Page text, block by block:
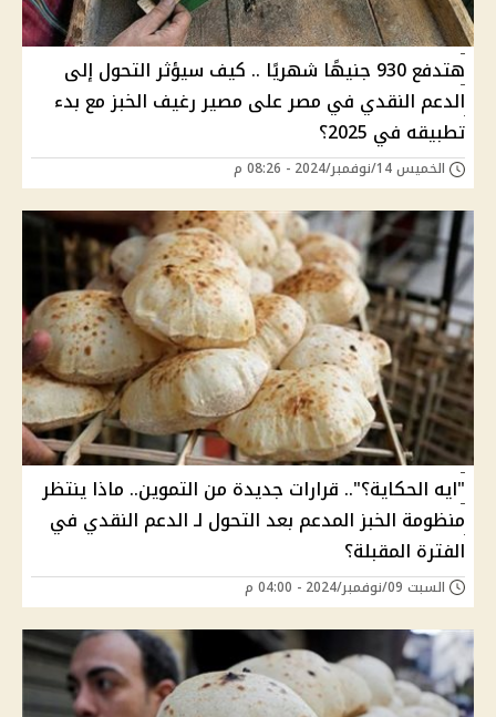
هتدفع 930 جنيهًا شهريًا .. كيف سيؤثر التحول إلى
الدعم النقدي في مصر على مصير رغيف الخبز مع بدء
تطبيقه في 2025؟
الخميس 14/نوفمبر/2024 - 08:26 م
"ايه الحكاية؟".. قرارات جديدة من التموين.. ماذا ينتظر
منظومة الخبز المدعم بعد التحول لـ الدعم النقدي في
الفترة المقبلة؟
السبت 09/نوفمبر/2024 - 04:00 م